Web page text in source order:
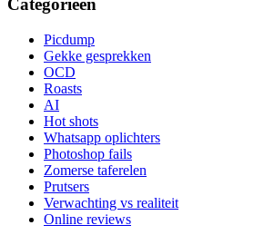
Categorieën
Picdump
Gekke gesprekken
OCD
Roasts
AI
Hot shots
Whatsapp oplichters
Photoshop fails
Zomerse taferelen
Prutsers
Verwachting vs realiteit
Online reviews